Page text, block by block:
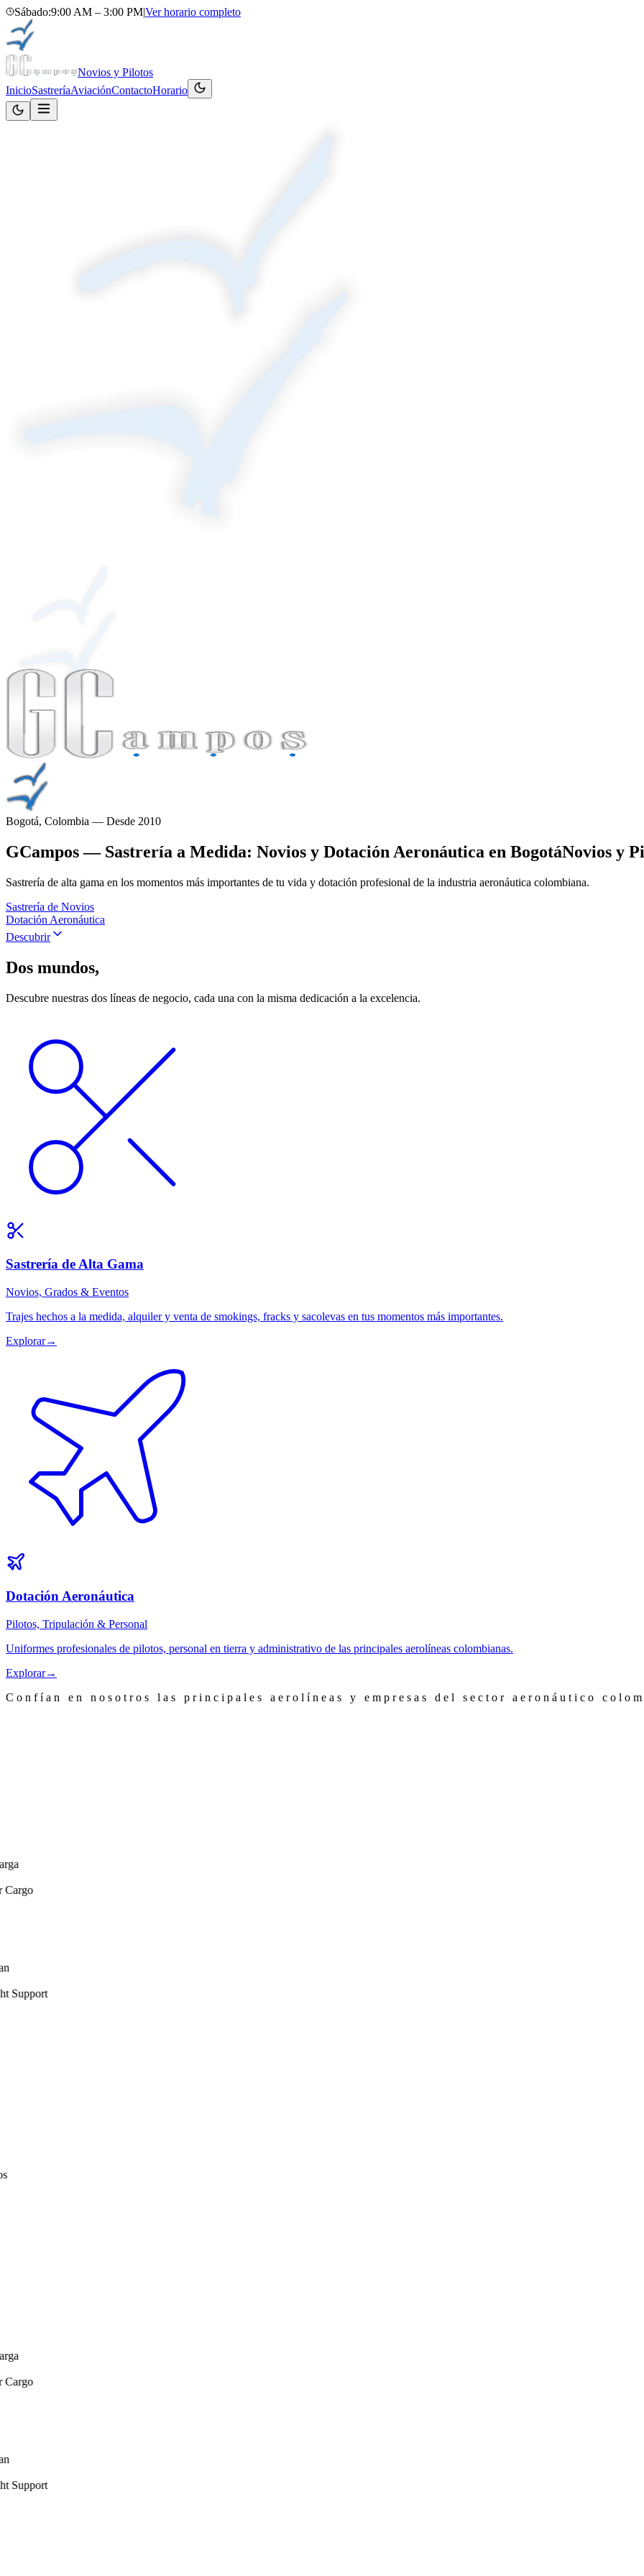
Sábado:9:00 AM – 3:00 PM|Ver horario completo
Novios y Pilotos
InicioSastreríaAviaciónContactoHorario
Bogotá, Colombia — Desde 2010
GCampos — Sastrería a Medida: Novios y Dotación Aeronáutica en BogotáNovios y
Sastrería de alta gama en los momentos más importantes de tu vida y dotación profesional de la industria aeronáutica colombiana.
Sastrería de Novios
Dotación Aeronáutica
Descubrir
Dos mundos,
Descubre nuestras dos líneas de negocio, cada una con la misma dedicación a la excelencia.
Sastrería de Alta Gama
Novios, Grados & Eventos
Trajes hechos a la medida, alquiler y venta de smokings, fracks y sacolevas en tus momentos más importantes.
Explorar→
Dotación Aeronáutica
Pilotos, Tripulación & Personal
Uniformes profesionales de pilotos, personal en tierra y administrativo de las principales aerolíneas colombianas.
Explorar→
Confían en nosotros las principales aerolíneas y empresas del sector aeronáutico